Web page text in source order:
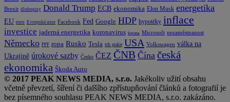
Brexit dluhopisy Donald Trump ECB ekonomika Elon Musk energetika
EU euro Evropská unie Facebook Fed Google HDP hypotéky inflace
investice jaderná energetika koronavirus koruna Microsoft nezaměstnanost
Německo PPF ropa Rusko Tesla trh práce USA Volkswagen válka na
Ukrajině úrokové sazby Česko ČEZ ČNB Čína česká
ekonomika Škoda Auto
© 2017 PEAK NEWS MEDIA, s.r.o. Jakékoliv užití obsahu
včetně převzetí, šíření či dalšího zpřístupňování článků a fotografií je
bez písemného souhlasu PEAK NEWS MEDIA, s.r.o. zakázáno.